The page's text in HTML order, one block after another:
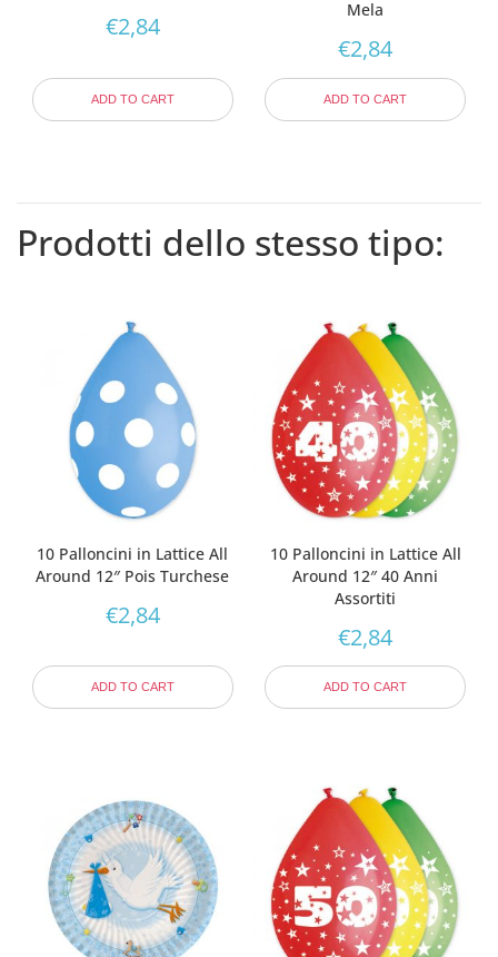
€2,84
ADD TO CART
Mela
€2,84
ADD TO CART
Prodotti dello stesso tipo:
10 Palloncini in Lattice All
Around 12″ Pois Turchese
€2,84
ADD TO CART
10 Palloncini in Lattice All
Around 12″ 40 Anni
Assortiti
€2,84
ADD TO CART